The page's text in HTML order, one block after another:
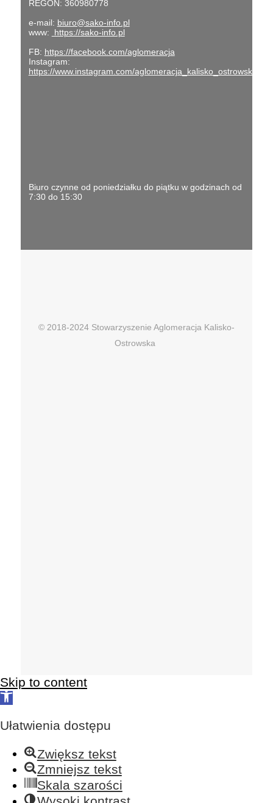
REGON: 360980778
e-mail: biuro@sako-info.pl
www:
https://sako-info.pl
FB: https://facebook.com/aglomeracja
Instagram:
https://www.instagram.com/aglomeracja_kalisko_ostrowska/
Biuro czynne od poniedziałku do piątku w godzinach od
7:30 do 15:30
© 2018-2024 Stowarzyszenie Aglomeracja Kalisko-
Ostrowska
Skip to content
Open
Ułatwienia dostępu
Zwiększ tekst
Zmniejsz tekst
Skala szarości